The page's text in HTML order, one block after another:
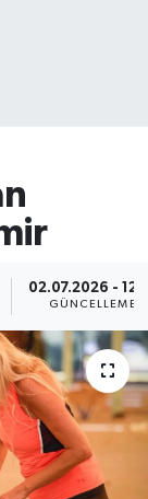
02.07.2026 -
GÜNCELLEME